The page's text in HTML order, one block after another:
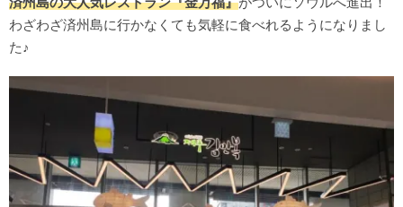
わざわざ済州島に行かなくても気軽に食べれるようになりまし
た♪